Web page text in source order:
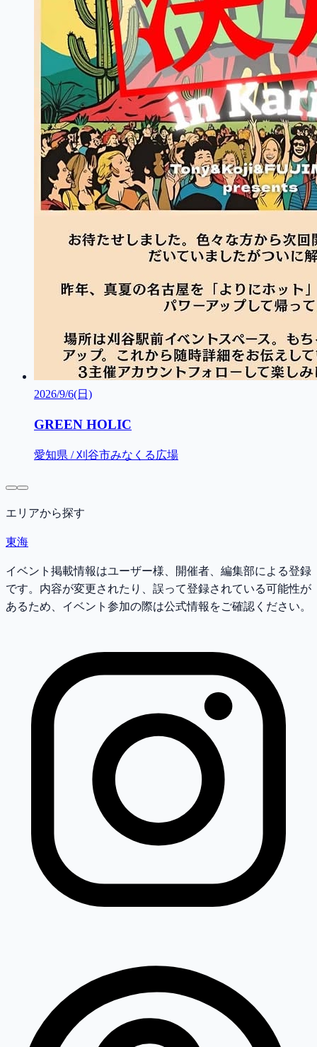
2026/9/6(日)
GREEN HOLIC
愛知県 / 刈谷市みなくる広場
エリアから探す
東海
イベント掲載情報はユーザー様、開催者、編集部による登録
です。内容が変更されたり、誤って登録されている可能性が
あるため、イベント参加の際は公式情報をご確認ください。